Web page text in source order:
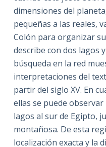
dimensiones del
pequeñas a las reales,
Colón para organizar
describe con dos lagos
búsqueda en la red
interpretaciones del
partir del siglo XV. En
ellas se puede
lagos al sur de Egipto,
montañosa. De esta
localización exacta y la